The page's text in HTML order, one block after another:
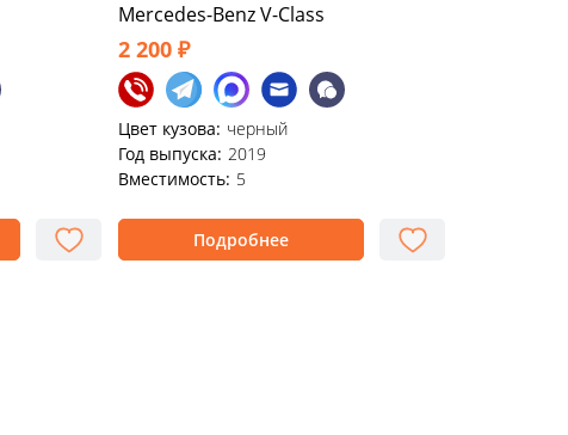
Mercedes-Benz V-Class
2 200 ₽
Цвет кузова: черный
Год выпуска: 2019
Вместимость: 5
Подробнее